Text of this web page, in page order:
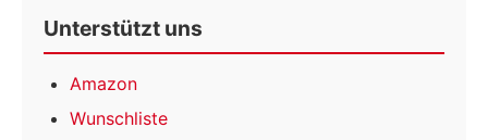
Unterstützt uns
Amazon
Wunschliste